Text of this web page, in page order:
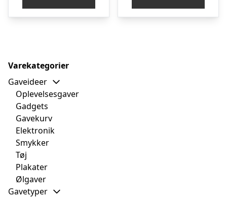
Varekategorier
Gaveideer
Oplevelsesgaver
Gadgets
Gavekurv
Elektronik
Smykker
Tøj
Plakater
Ølgaver
Gavetyper